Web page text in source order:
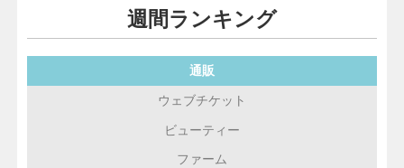
週間ランキング
通販
ウェブチケット
ビューティー
ファーム